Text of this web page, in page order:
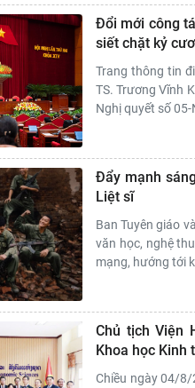
Đổi mới công
siết chặt kỷ
Trang thông tin
TS. Trương Vĩnh
Nghị quyết số
Đẩy mạnh
Liệt sĩ
Ban Tuyên giáo
văn học, nghệ
mạng, hướng tới
Chủ tịch Viện
Khoa học Kinh
Chiều ngày 04/8/